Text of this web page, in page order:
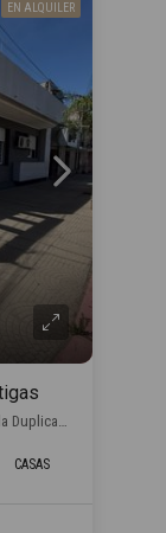
EN ALQUILER
Presidente Tomas Berreta y Jose Pedro Varela Duplicado, , Artigas
CASAS